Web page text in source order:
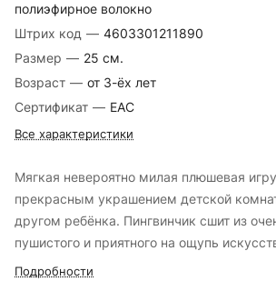
полиэфирное волокно
Штрих код — 4603301211890
Размер — 25 см.
Возраст — от 3-ёх лет
Сертификат — EAC
Все характеристики
Мягкая невероятно милая плюшевая
прекрасным украшением детской
другом ребёнка. Пингвинчик сшит из
пушистого и приятного на ощупь
Пингвина в шарфе можно брать с собой в
Подробности